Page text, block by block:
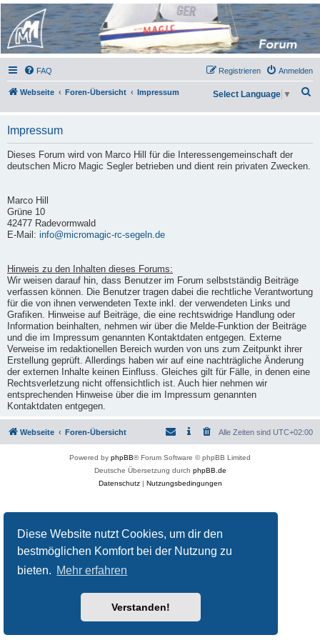
Diese Website nutzt Cookies, um dir den
bestmöglichen Komfort bei der Nutzung zu
bieten. Mehr erfahren
Verstanden!
Micro Magic Forum
Deutschland
FAQ Anmelden
Registrieren
Webseite Foren-Übersicht Impressum
h
Select Language ▼
Impressum
Dieses Forum wird von Marco Hill für die Interessengemeinschaft der
deutschen Micro Magic Segler betrieben und dient rein privaten Zwecken.
Marco Hill
Grüne 10
42477 Radevormwald
E-Mail: info@micromagic-rc-segeln.de
Hinweis zu den Inhalten dieses Forums:
Wir weisen darauf hin, dass Benutzer im Forum selbstständig Beiträge
verfassen können. Die Benutzer tragen dabei die rechtliche Verantwortung
für die von ihnen verwendeten Texte inkl. der verwendeten Links und
Grafiken. Hinweise auf Beiträge, die eine rechtswidrige Handlung oder
Information beinhalten, nehmen wir über die Melde-Funktion der Beiträge
und die im Impressum genannten Kontaktdaten entgegen. Externe
Verweise im redaktionellen Bereich wurden von uns zum Zeitpunkt ihrer
Erstellung geprüft. Allerdings haben wir auf eine nachträgliche Änderung
der externen Inhalte keinen Einfluss. Gleiches gilt für Fälle, in denen eine
Rechtsverletzung nicht offensichtlich ist. Auch hier nehmen wir
entsprechenden Hinweise über die im Impressum genannten
Kontaktdaten entgegen.
Webseite Foren-Übersicht Alle Zeiten sind UTC+02:00
Powered by phpBB® Forum Software © phpBB Limited
Deutsche Übersetzung durch phpBB.de
Datenschutz| Nutzungsbedingungen